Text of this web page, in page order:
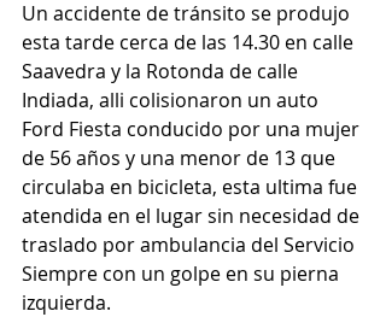
Un accidente de tránsito se produjo
esta tarde cerca de las 14.30 en calle
Saavedra y la Rotonda de calle
Indiada, alli colisionaron un auto
Ford Fiesta conducido por una mujer
de 56 años y una menor de 13 que
circulaba en bicicleta, esta ultima fue
atendida en el lugar sin necesidad de
traslado por ambulancia del Servicio
Siempre con un golpe en su pierna
izquierda.